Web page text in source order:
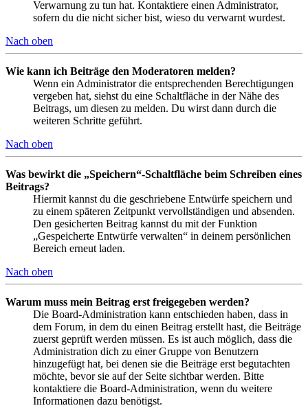
Verwarnung zu tun hat. Kontaktiere einen Administrator,
sofern du die nicht sicher bist, wieso du verwarnt wurdest.
Nach oben
Wie kann ich Beiträge den Moderatoren melden?
Wenn ein Administrator die entsprechenden Berechtigungen
vergeben hat, siehst du eine Schaltfläche in der Nähe des
Beitrags, um diesen zu melden. Du wirst dann durch die
weiteren Schritte geführt.
Nach oben
Was bewirkt die „Speichern“-Schaltfläche beim Schreiben eines
Beitrags?
Hiermit kannst du die geschriebene Entwürfe speichern und
zu einem späteren Zeitpunkt vervollständigen und absenden.
Den gesicherten Beitrag kannst du mit der Funktion
„Gespeicherte Entwürfe verwalten“ in deinem persönlichen
Bereich erneut laden.
Nach oben
Warum muss mein Beitrag erst freigegeben werden?
Die Board-Administration kann entschieden haben, dass in
dem Forum, in dem du einen Beitrag erstellt hast, die Beiträge
zuerst geprüft werden müssen. Es ist auch möglich, dass die
Administration dich zu einer Gruppe von Benutzern
hinzugefügt hat, bei denen sie die Beiträge erst begutachten
möchte, bevor sie auf der Seite sichtbar werden. Bitte
kontaktiere die Board-Administration, wenn du weitere
Informationen dazu benötigst.